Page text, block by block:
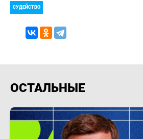
СУДЕЙСТВО
ОСТАЛЬНЫЕ